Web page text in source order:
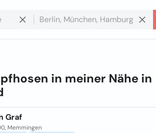
in meiner Nähe in
Graf
Memmingen